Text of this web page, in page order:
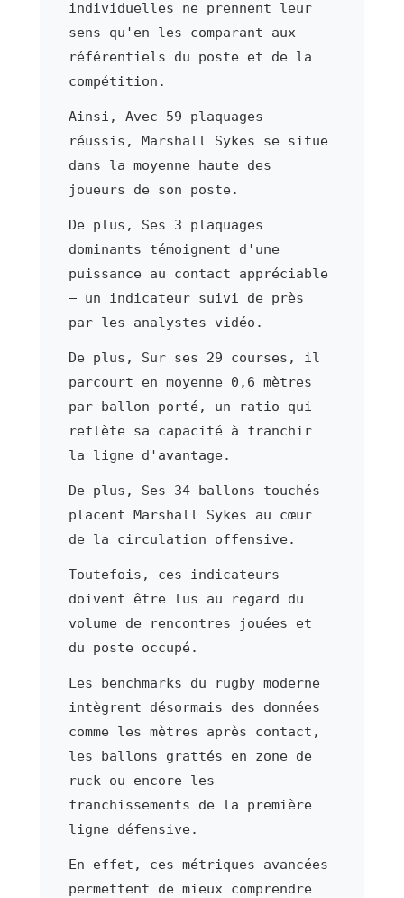
individuelles ne prennent leur
sens qu'en les comparant aux
référentiels du poste et de la
compétition.
Ainsi, Avec 59 plaquages
réussis, Marshall Sykes se situe
dans la moyenne haute des
joueurs de son poste.
De plus, Ses 3 plaquages
dominants témoignent d'une
puissance au contact appréciable
— un indicateur suivi de près
par les analystes vidéo.
De plus, Sur ses 29 courses, il
parcourt en moyenne 0,6 mètres
par ballon porté, un ratio qui
reflète sa capacité à franchir
la ligne d'avantage.
De plus, Ses 34 ballons touchés
placent Marshall Sykes au cœur
de la circulation offensive.
Toutefois, ces indicateurs
doivent être lus au regard du
volume de rencontres jouées et
du poste occupé.
Les benchmarks du rugby moderne
intègrent désormais des données
comme les mètres après contact,
les ballons grattés en zone de
ruck ou encore les
franchissements de la première
ligne défensive.
En effet, ces métriques avancées
permettent de mieux comprendre